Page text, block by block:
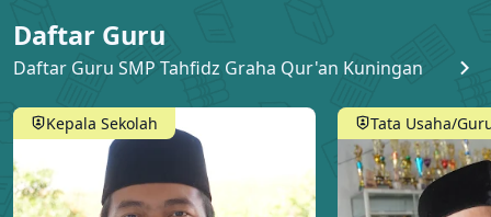
Daftar Guru
Daftar Guru SMP Tahfidz Graha Qur'an Kuningan
Kepala Sekolah Tata Usaha/